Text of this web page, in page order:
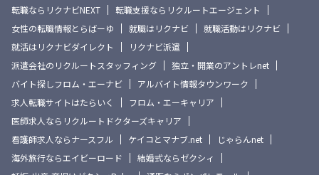
転職ならリクナビNEXT
転職支援ならリクルートエージェント
女性の転職情報とらばーゆ
就職はリクナビ
就職活動はリクナビ
就活はリクナビダイレクト
リクナビ派遣
派遣会社のリクルートスタッフィング
独立・開業のアントレnet
バイト探しフロム・エーナビ
アルバイト情報タウンワーク
求人転職サイトはたらいく
フロム・エーキャリア
医師求人ならリクルートドクターズキャリア
看護師求人ならナースフル
ケイコとマナブ.net
じゃらんnet
海外旅行ならエイビーロード
結婚式ならゼクシィ